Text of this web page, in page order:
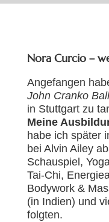
Nora Curcio –
Angefangen
John Cranko
in Stuttgart zu
Meine
habe ich später
bei Alvin Ailey
Schauspiel,
Tai-Chi,
Bodywork &
(in Indien) und
folgten.